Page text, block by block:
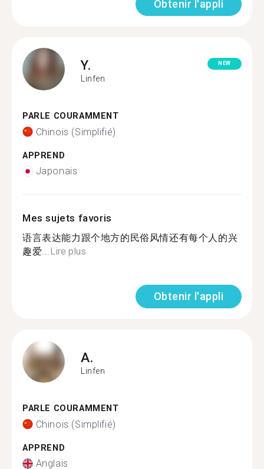
Obtenir l'appli
Y.
Linfen
NEW
PARLE COURAMMENT
Chinois (Simplifié)
APPREND
Japonais
Mes sujets favoris
语言表达能力跟个地方的民俗风情还有每个人的兴
趣爱...Lire plus
Obtenir l'appli
A.
Linfen
PARLE COURAMMENT
Chinois (Simplifié)
APPREND
Anglais